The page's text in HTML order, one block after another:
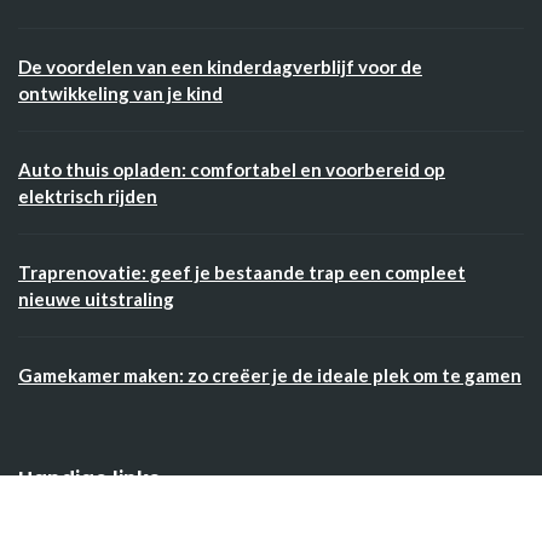
De voordelen van een kinderdagverblijf voor de
ontwikkeling van je kind
Auto thuis opladen: comfortabel en voorbereid op
elektrisch rijden
Traprenovatie: geef je bestaande trap een compleet
nieuwe uitstraling
Gamekamer maken: zo creëer je de ideale plek om te gamen
Handige links